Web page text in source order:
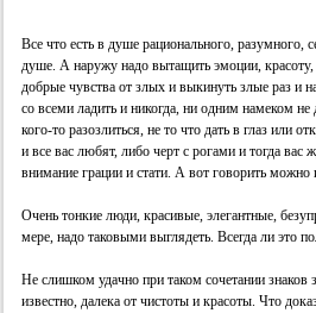
Все что есть в душе рационального, разумного,
душе. А наружу надо вытащить эмоции, красоту,
добрые чувства от злых и выкинуть злые раз и
со всеми ладить и никогда, ни одним намеком
кого-то разозлиться, не то что дать в глаз или
и все вас любят, либо черт с рогами и тогда
внимание грации и стати. А вот говорить можно
Очень тонкие люди, красивые, элегантные,
мере, надо таковыми выглядеть. Всегда ли это
Не слишком удачно при таком сочетании знаков
известно, далека от чистоты и красоты. Что